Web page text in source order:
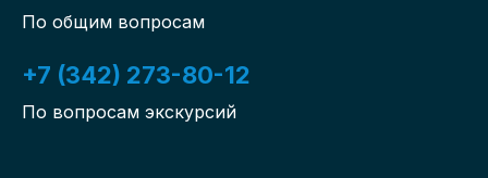
По общим вопросам
+7 (342) 273-80-12
По вопросам экскурсий